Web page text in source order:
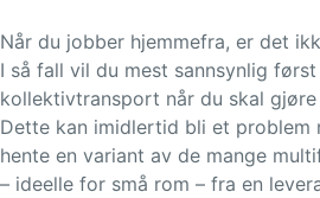
Når du jobber hjemmefra, er det
I så fall vil du mest sannsynlig
kollektivtransport når du skal
Dette kan imidlertid bli et problem
hente en variant av de mange
– ideelle for små rom – fra en